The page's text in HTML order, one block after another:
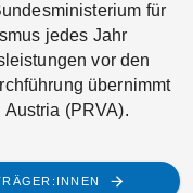
für
jedes Jahr
vor den
übernimmt
(PRVA).